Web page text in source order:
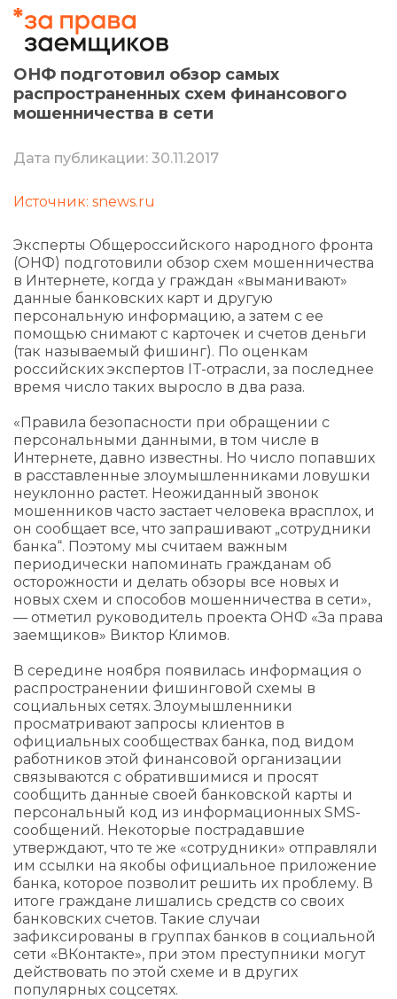
ОНФ подготовил обзор самых
распространенных схем финансового
мошенничества в сети
Дата публикации: 30.11.2017
Источник: snews.ru
Эксперты Общероссийского народного фронта
(ОНФ) подготовили обзор схем мошенничества
в Интернете, когда у граждан «выманивают»
данные банковских карт и другую
персональную информацию, а затем с ее
помощью снимают с карточек и счетов деньги
(так называемый фишинг). По оценкам
российских экспертов IT-отрасли, за последнее
время число таких выросло в два раза.
«Правила безопасности при обращении с
персональными данными, в том числе в
Интернете, давно известны. Но число попавших
в расставленные злоумышленниками ловушки
неуклонно растет. Неожиданный звонок
мошенников часто застает человека врасплох, и
он сообщает все, что запрашивают „сотрудники
банка“. Поэтому мы считаем важным
периодически напоминать гражданам об
осторожности и делать обзоры все новых и
новых схем и способов мошенничества в сети»,
— отметил руководитель проекта ОНФ «За права
заемщиков» Виктор Климов.
В середине ноября появилась информация о
распространении фишинговой схемы в
социальных сетях. Злоумышленники
просматривают запросы клиентов в
официальных сообществах банка, под видом
работников этой финансовой организации
связываются с обратившимися и просят
сообщить данные своей банковской карты и
персональный код из информационных SMS-
сообщений. Некоторые пострадавшие
утверждают, что те же «сотрудники» отправляли
им ссылки на якобы официальное приложение
банка, которое позволит решить их проблему. В
итоге граждане лишались средств со своих
банковских счетов. Такие случаи
зафиксированы в группах банков в социальной
сети «ВКонтакте», при этом преступники могут
действовать по этой схеме и в других
популярных соцсетях.